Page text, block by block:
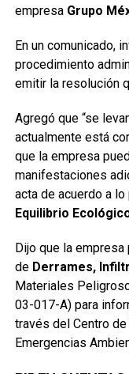
empresa Grupo
En un comunicado,
procedimiento
emitir la resolución
Agregó que “se
actualmente está
que la empresa
manifestaciones
acta de acuerdo a
Equilibrio
Dijo que la
de Derrames,
Materiales
03-017-A) para
través del Centro
Emergencias